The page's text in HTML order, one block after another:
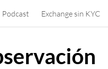
Podcast Exchange sin KYC